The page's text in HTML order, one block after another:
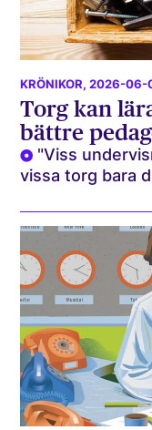
KRÖNIKOR, 2026-06-
Torg kan
bättre
"Viss
vissa torg bara